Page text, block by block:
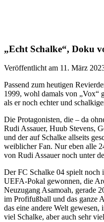
„Echt Schalke“, Doku
Veröffentlicht am 11. März
Passend zum heutigen
1999, wohl damals von „Vox“
als er noch echter und
Die Protagonisten, die – da
Rudi Assauer, Huub Stevens,
und der auf Schalke allseits
weiblicher Fan. Nur eben alle
von Rudi Assauer noch unter
Der FC Schalke 04 spielt noch
UEFA-Pokal gewonnen, die
Neuzugang Asamoah, gerade
im Profifußball und das ganze
das eine andere Welt
viel Schalke, aber auch sehr